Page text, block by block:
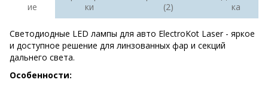
ие
ки
(2)
ка
Светодиодные LED лампы для авто ElectroKot Laser - яркое
и доступное решение для линзованных фар и секций
дальнего света.
Особенности: